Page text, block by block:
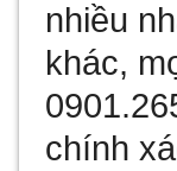
nhiều
khác,
chính